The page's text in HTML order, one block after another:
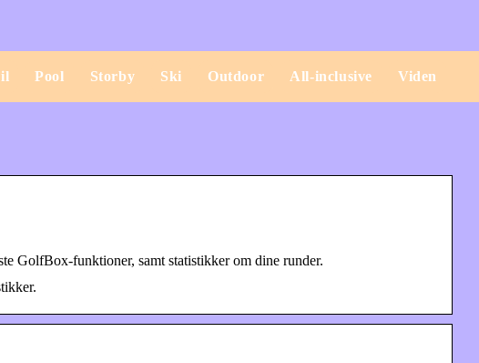
Pool Storby Ski Outdoor All-inclusive Viden
GolfBox-funktioner, samt statistikker om dine runder.